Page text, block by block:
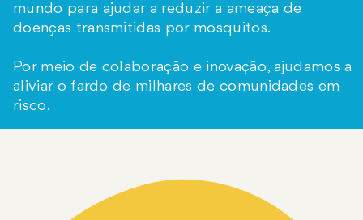
mundo para ajudar a reduzir a ameaça de
doenças transmitidas por mosquitos.
Por meio de colaboração e inovação, ajudamos a
aliviar o fardo de milhares de comunidades em
risco.